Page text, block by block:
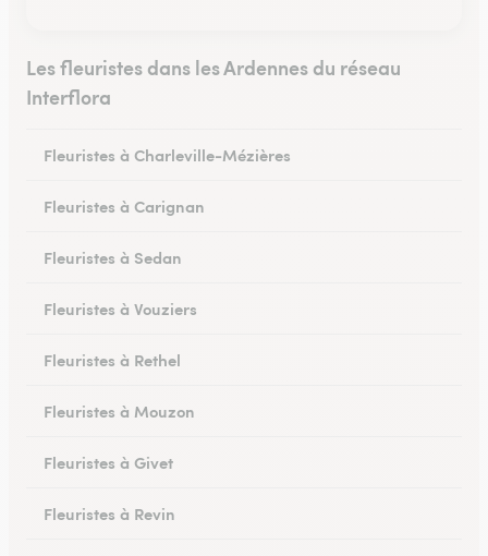
Les fleuristes dans les Ardennes du réseau
Interflora
Fleuristes à Charleville-Mézières
Fleuristes à Carignan
Fleuristes à Sedan
Fleuristes à Vouziers
Fleuristes à Rethel
Fleuristes à Mouzon
Fleuristes à Givet
Fleuristes à Revin